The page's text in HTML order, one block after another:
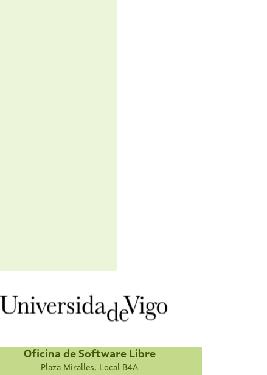
Oficina de Software Libre
Plaza Miralles, Local B4A